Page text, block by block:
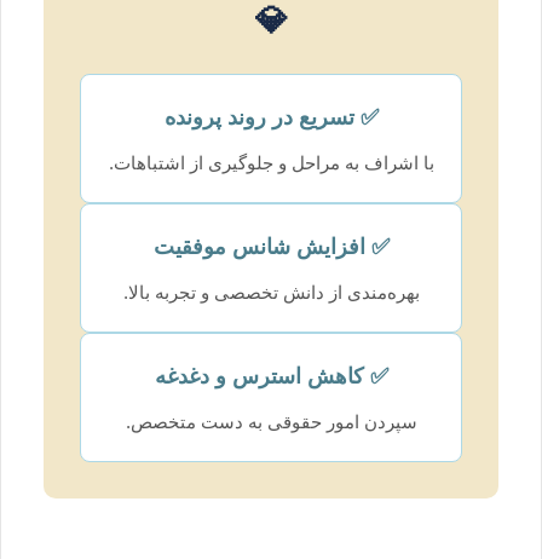
💎
✅ تسریع در روند پرونده
با اشراف به مراحل و جلوگیری از اشتباهات.
✅ افزایش شانس موفقیت
بهره‌مندی از دانش تخصصی و تجربه بالا.
✅ کاهش استرس و دغدغه
سپردن امور حقوقی به دست متخصص.